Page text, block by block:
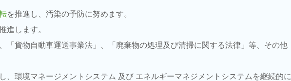
を推進し、汚染の予防に努めます。
進します。
「貨物自動車運送事業法」、「廃棄物の処理及び清掃に関する法律」等、 その他
、環境マネージメントシステム 及び エネルギーマネジメントシステムを継続的に